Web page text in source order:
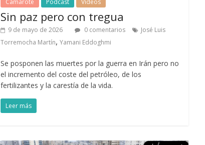
Camarote Podcast Vídeos
Sin paz pero con tregua
9 de mayo de 2026 0 comentarios
José Luis
Torremocha Martín,Yamani Eddoghmi
Se posponen las muertes por la guerra en Irán pero no
el incremento del coste del petróleo, de los
fertilizantes y la carestía de la vida.
Leer más